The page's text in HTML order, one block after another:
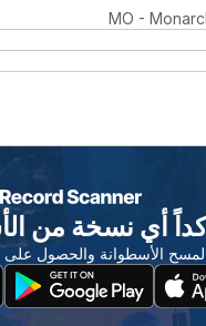
MO -
أي نسخة من
الأسطوانة والحصول على